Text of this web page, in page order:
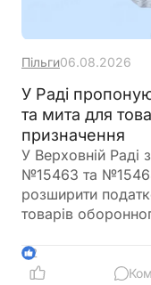
Пільги06.08.2026
У Раді
та мита для
призначення
У Верховній Раді
№15463 та
розширити
товарів
ввізного мита на
іноземними
2